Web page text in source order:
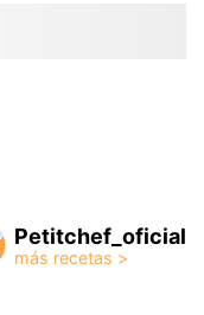
Petitchef_oficial